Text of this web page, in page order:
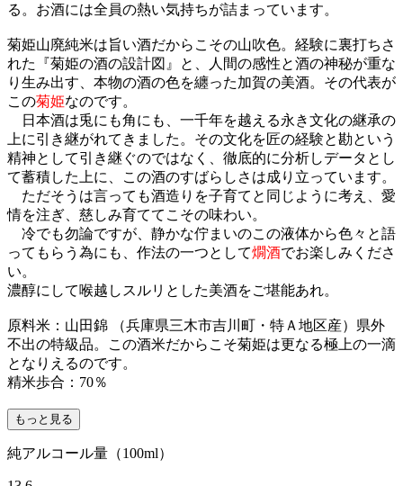
る。お酒には全員の熱い気持ちが詰まっています。
菊姫山廃純米は旨い酒だからこその山吹色。経験に裏打ちさ
れた『菊姫の酒の設計図』と、人間の感性と酒の神秘が重な
り生み出す、本物の酒の色を纏った加賀の美酒。その代表が
この菊姫なのです。
日本酒は兎にも角にも、一千年を越える永き文化の継承の
上に引き継がれてきました。その文化を匠の経験と勘という
精神として引き継ぐのではなく、徹底的に分析しデータとし
て蓄積した上に、この酒のすばらしさは成り立っています。
ただそうは言っても酒造りを子育てと同じように考え、愛
情を注ぎ、慈しみ育ててこその味わい。
冷でも勿論ですが、静かな佇まいのこの液体から色々と語
ってもらう為にも、作法の一つとして燗酒でお楽しみくださ
い。
濃醇にして喉越しスルリとした美酒をご堪能あれ。
原料米：山田錦 （兵庫県三木市吉川町・特Ａ地区産）県外
不出の特級品。この酒米だからこそ菊姫は更なる極上の一滴
となりえるのです。
精米歩合：70％
もっと見る
純アルコール量（100ml）